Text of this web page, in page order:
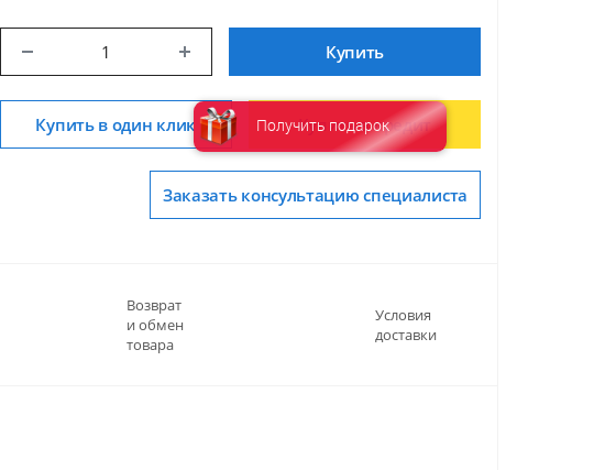
Купить
Купить в один клик Купить в кредит
Заказать консультацию специалиста
Возврат
и обмен
товара
Условия
доставки
Получить подарок